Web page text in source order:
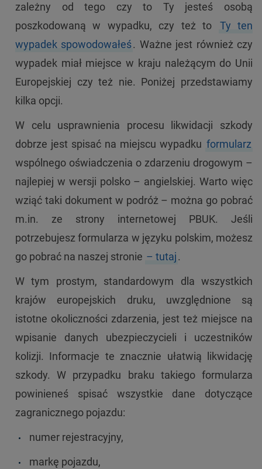
zależny od tego czy to Ty jesteś osobą
poszkodowaną w wypadku, czy też to
Ty ten
wypadek spowodowałeś. Ważne jest również czy
wypadek miał miejsce w kraju należącym do Unii
Europejskiej czy też nie. Poniżej przedstawiamy
kilka opcji.
W celu usprawnienia procesu likwidacji szkody
dobrze jest spisać na miejscu wypadku formularz
wspólnego oświadczenia o zdarzeniu drogowym –
najlepiej w wersji polsko – angielskiej. Warto więc
wziąć taki dokument w podróż – można go pobrać
m.in. ze strony internetowej PBUK. Jeśli
potrzebujesz formularza w języku polskim, możesz
go pobrać na naszej stronie – tutaj.
W tym prostym, standardowym dla wszystkich
krajów europejskich druku, uwzględnione są
istotne okoliczności zdarzenia, jest też miejsce na
wpisanie danych ubezpieczycieli i uczestników
kolizji. Informacje te znacznie ułatwią likwidację
szkody. W przypadku braku takiego formularza
powinieneś spisać wszystkie dane dotyczące
zagranicznego pojazdu:
numer rejestracyjny,
markę pojazdu,